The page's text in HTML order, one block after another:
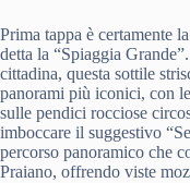
Prima tappa è certamente
detta la “Spiaggia
cittadina, questa sottile
panorami più iconici, con
sulle pendici rocciose
imboccare il suggestivo
percorso panoramico che
Praiano, offrendo viste